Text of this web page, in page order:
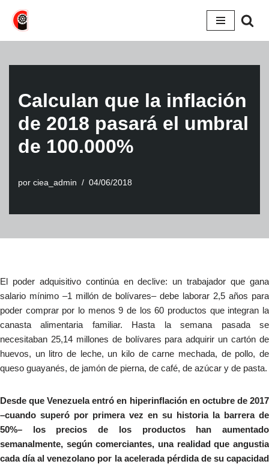
Saltar
Calculan que la inflación
de 2018 pasará el umbral
de 100.000%
por ciea_admin 04/06/2018
El poder adquisitivo continúa en declive: un trabajador que gana
salario mínimo –1 millón de bolívares– debe laborar 2,5 años para
poder comprar por lo menos 9 de los 60 productos que integran la
canasta alimentaria familiar. Hasta la semana pasada se
necesitaban 25,14 millones de bolívares para adquirir un cartón de
huevos, un litro de leche, un kilo de carne mechada, de pollo, de
queso guayanés, de jamón de pierna, de café, de azúcar y de pasta.
Desde que Venezuela entró en hiperinflación en octubre de 2017
–cuando superó por primera vez en su historia la barrera de
50%– los precios de los productos han aumentado
semanalmente, según comerciantes, una realidad que angustia
cada día al venezolano por la acelerada pérdida de su capacidad